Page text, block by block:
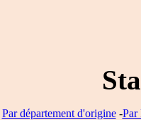
Par département d'origine-Par